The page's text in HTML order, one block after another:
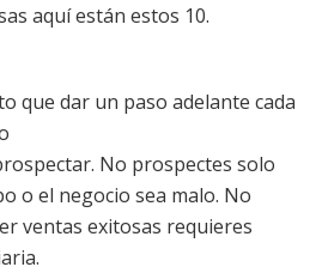
aquí están estos 10.
que dar un paso adelante cada
No prospectes solo
o el negocio sea malo. No
ventas exitosas requieres